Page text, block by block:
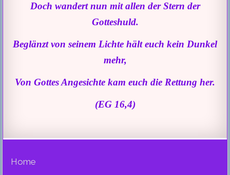
Doch wandert nun mit allen der Stern der
Gotteshuld.
Beglänztvon seinem Lichte hält euch kein Dunkel
mehr,
Von Gottes Angesichte kam euch die Rettung her.
(EG 16,4)
Home